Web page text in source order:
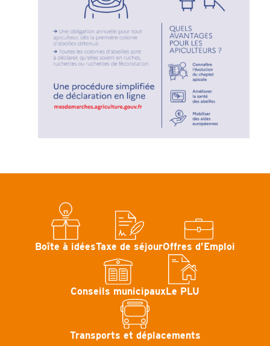
Boîte à idéesTaxe de séjourOffres d’Emploi
Conseils municipauxLe PLU
Transports et déplacements